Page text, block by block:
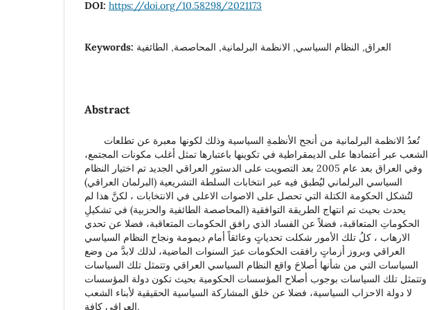
DOI: https://doi.org/10.58298/2021173
Keywords: العراق, النظام السياسي, الانظمة البرلمانية, المحاصصة, الطائفية
Abstract
الشعب عبر أعتمادها على الديمقراطية في تكوينها باعتبارها تمثل أغلب مكونات المجتمع،
وفي العراق بعد عام 2005 بعد التصويت على الدستورِ العراقي الجديد تم اختيار النظام
السياسي البرلماني ليُطبق فيه عبر انتخابات السلطة التشريعية (البرلمان العراقي)
لتُشكل الحكومة الكتلة التي تحصل على الاصوات الاعلى في الانتخابات ، لكنَّ هذا لم
يحدث بحيث تم انتهاج الطريقة التوافقية (المحاصصة الطائفية والحزبية) في تشكيلِ
الحكوماتِ المتعاقبة، فضلاً عن الفساد الذي رافق الحكومات المتعاقبة، فضلا عن تحدي
الارهاب ، كلُ تلك الأمور شكلت تحدياتٍ وعائقاً أمام ديمومة ونجاح النظام السياسي
العراقي وبروز أزماتٍ رافقت الحكومات عبرَ السنوات الماضية، لذلك لابدَّ من وضع
السياسات التي من شأنها أصلاحَ واقع النظام السياسي العراقي وتتمثل تلك السياسات
وتتمثل تلك السياسات بوجوب أصلاح المؤسسات الحكومية بحيث تكون دولة المؤسسات
لا دولة الاحزاب السياسية، فضلا عن خلق المشاركة السياسية الحقيقية لأبناء الشعب
العراقي كافة.